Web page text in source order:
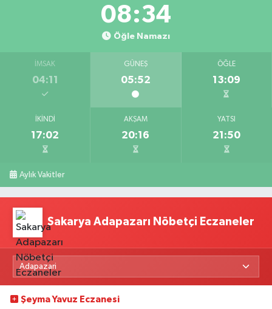
08:33
Öğle Namazı
İMSAK
04:11
GÜNEŞ
05:52
ÖĞLE
13:09
İKINDI
17:02
AKŞAM
20:16
YATSI
21:50
Aylık Vakitler
Sakarya Adapazarı Nöbetçi Eczaneler
Şeyma Yavuz Eczanesi